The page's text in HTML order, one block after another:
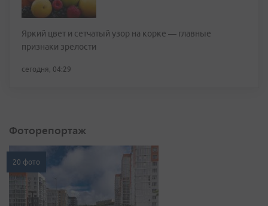
Яркий цвет и сетчатый узор на корке — главные
признаки зрелости
сегодня, 04:29
Фоторепортаж
20 фото